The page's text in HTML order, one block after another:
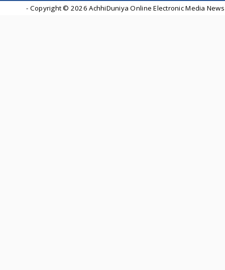
- Copyright © 2026 AchhiDuniya Online Electronic Media